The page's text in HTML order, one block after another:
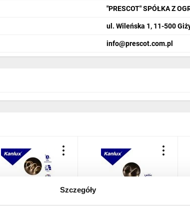
Szczegóły
"PRESCOT" SPÓŁKA Z
ul. Wileńska 1, 11-500
info@prescot.com.pl